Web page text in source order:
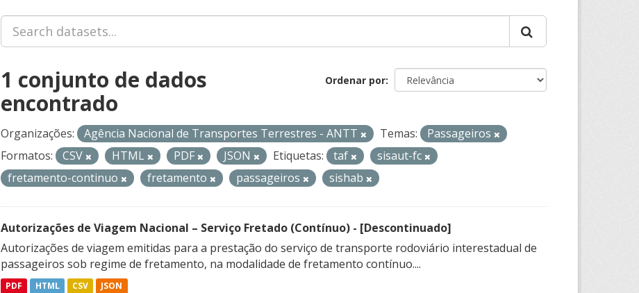
Ordenar por
1 conjunto de dados
encontrado
Organizações: Agência Nacional de Transportes Terrestres - ANTT Temas:
Passageiros
Formatos:
CSV HTML PDF JSON Etiquetas: taf
sisaut-fc
fretamento-continuo
fretamento passageiros sishab
Autorizações de Viagem Nacional – Serviço Fretado (Contínuo) - [Descontinuado]
Autorizações de viagem emitidas para a prestação do serviço de transporte rodoviário interestadual de
passageiros sob regime de fretamento, na modalidade de fretamento contínuo....
PDF HTML CSV JSON